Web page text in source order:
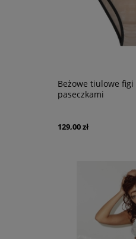
Beżowe tiulowe
paseczkami
129,00 zł